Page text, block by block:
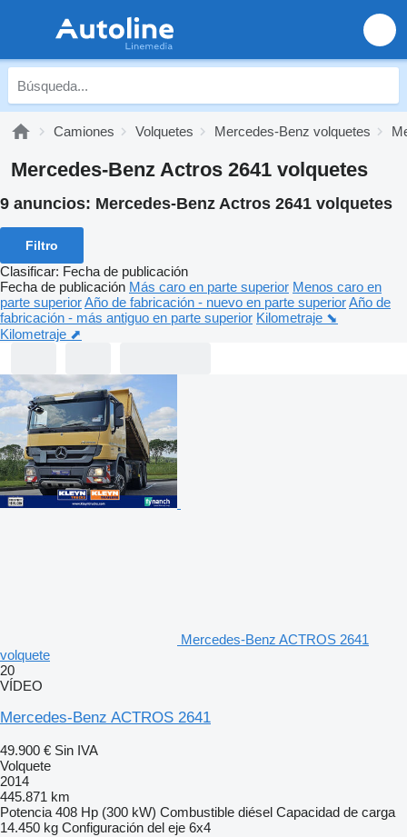
Camiones Volquetes Mercedes-Benz volquetes
Mercedes-Benz Actros 2641 volquetes
9 anuncios: Mercedes-Benz Actros 2641 volquetes
Filtro
Clasificar: Fecha de publicación
Fecha de publicación Más caro en parte superior Menos caro en
parte superiorAño de fabricación - nuevo en parte superiorAño de
fabricación - más antiguo en parte superior Kilometraje ⬊
Kilometraje ⬈
Mercedes-Benz ACTROS 2641
volquete
20
VÍDEO
Mercedes-Benz ACTROS 2641
49.900 € Sin IVA
Volquete
2014
445.871 km
Potencia 408 Hp (300 kW) Combustible diésel Capacidad de carga
14.450 kg Configuración del eje 6x4